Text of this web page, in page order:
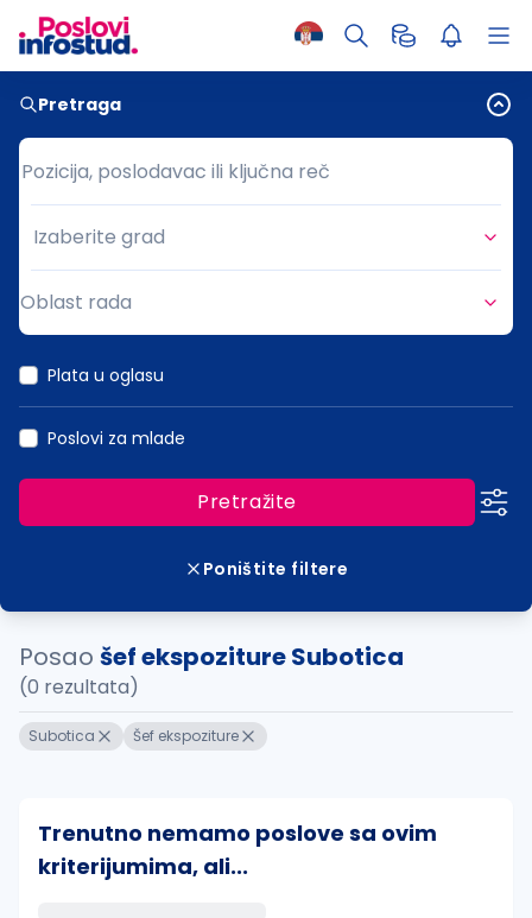
Pretraga
Pozicija, poslodavac ili ključna reč
Pozicija, poslodavac ili ključna reč
Grad
Izaberite grad
Oblast rada
Plata u oglasu
Poslovi za mlade
Pretražite
Poništite filtere
Posao šef ekspoziture Subotica
(0 rezultata)
Subotica Šef ekspoziture
Trenutno nemamo poslove sa ovim
kriterijumima, ali...